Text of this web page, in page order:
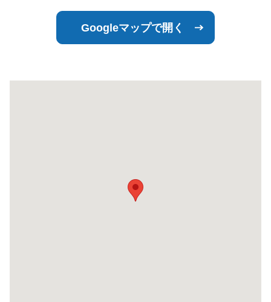
Googleマップで開く